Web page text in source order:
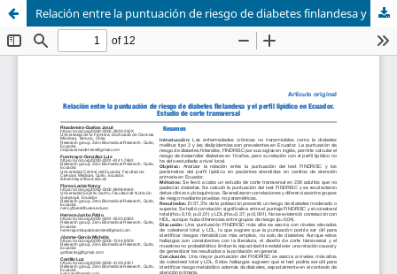
Relación entre la puntuación de riesgo de diabetes finlandesa y el perfil lipídico en Ecuador. Estudio de corte transversal